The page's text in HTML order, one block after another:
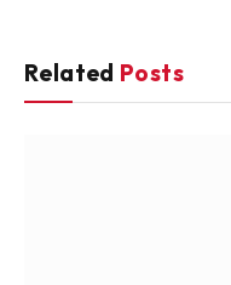
Related Posts